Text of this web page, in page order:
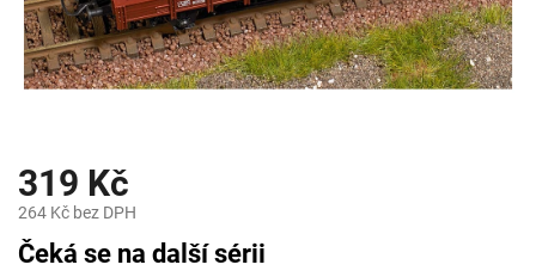
319 Kč
264 Kč bez DPH
Měrná
cena:
Čeká se na další sérii